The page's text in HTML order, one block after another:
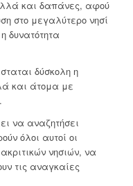
και δαπάνες, αφού
στο μεγαλύτερο νησί
δυνατότητα
δύσκολη η
και άτομα με
να αναζητήσει
όλοι αυτοί οι
νησιών, να
τις αναγκαίες